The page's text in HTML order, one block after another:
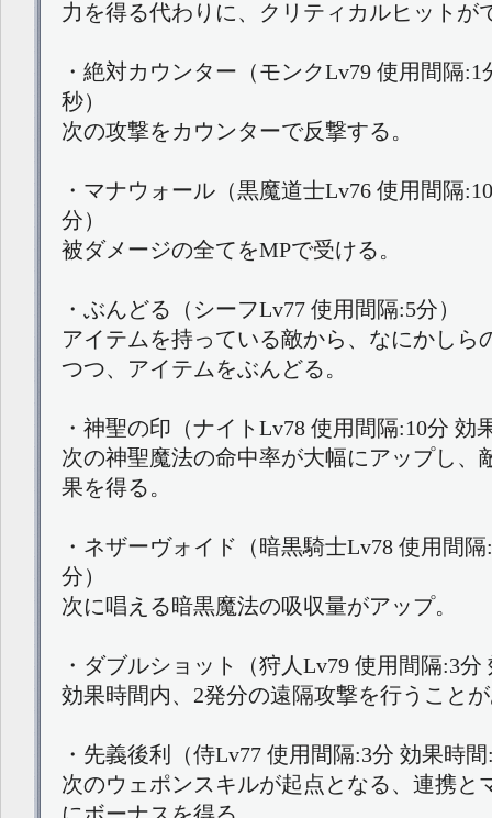
力を得る代わりに、クリティカルヒットが
・絶対カウンター（モンクLv79 使用間隔:1
秒）
次の攻撃をカウンターで反撃する。
・マナウォール（黒魔道士Lv76 使用間隔
分）
被ダメージの全てをMPで受ける。
・ぶんどる（シーフLv77 使用間隔:5分）
アイテムを持っている敵から、なにかしら
つつ、アイテムをぶんどる。
・神聖の印（ナイトLv78 使用間隔:10分 効
次の神聖魔法の命中率が大幅にアップし、
果を得る。
・ネザーヴォイド（暗黒騎士Lv78 使用間
分）
次に唱える暗黒魔法の吸収量がアップ。
・ダブルショット（狩人Lv79 使用間隔:3分
効果時間内、2発分の遠隔攻撃を行うこと
・先義後利（侍Lv77 使用間隔:3分 効果時
次のウェポンスキルが起点となる、連携と